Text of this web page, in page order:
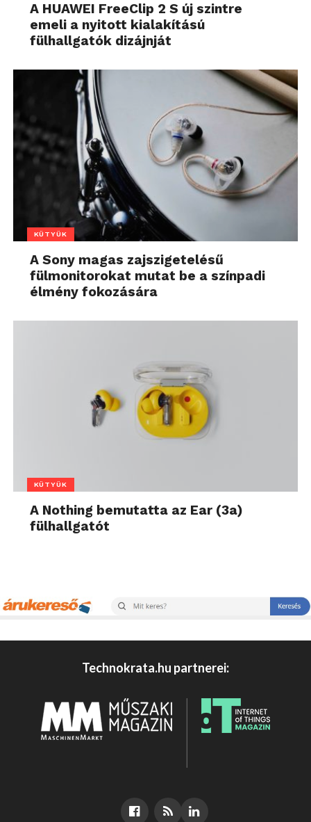
A HUAWEI FreeClip 2 S új szintre
emeli a nyitott kialakítású
fülhallgatók dizájnját
KÜTYÜK
A Sony magas zajszigetelésű
fülmonitorokat mutat be a színpadi
élmény fokozására
KÜTYÜK
A Nothing bemutatta az Ear (3a)
fülhallgatót
Technokrata.hu partnerei: